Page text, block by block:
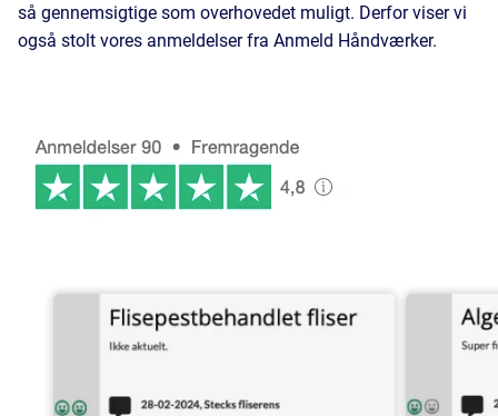
så gennemsigtige som overhovedet muligt. Derfor viser vi
også stolt vores anmeldelser fra Anmeld Håndværker.